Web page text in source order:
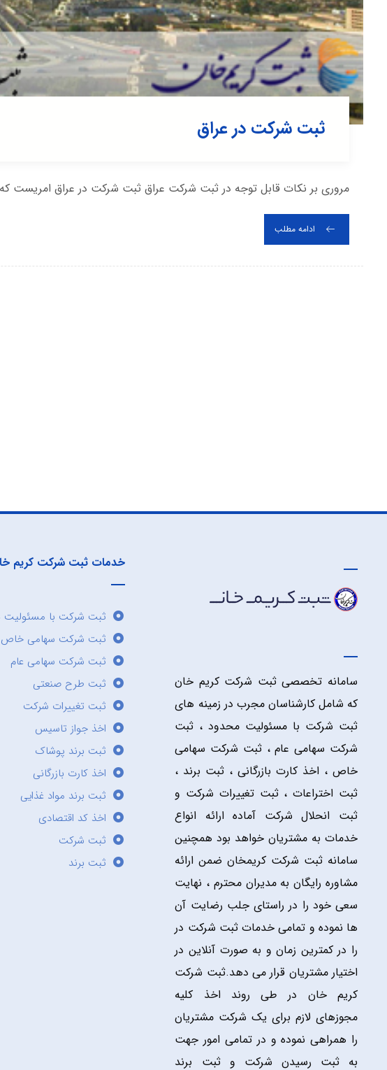
ثبت شرکت در عراق
مروری بر نکات قابل توجه در ثبت شرکت عراق ثبت شرکت در عراق امریست
ادامه مطلب
سامانه تخصصی ثبت شرکت کریم خان
که شامل کارشناسان مجرب در زمینه های
ثبت شرکت با مسئولیت محدود ، ثبت
شرکت سهامی عام ، ثبت شرکت سهامی
خاص ، اخذ کارت بازرگانی ، ثبت برند ،
ثبت اختراعات ، ثبت تغییرات شرکت و
ثبت انحلال شرکت آماده ارائه انواع
خدمات به مشتریان خواهد بود همچنین
سامانه ثبت شرکت کریمخان ضمن ارائه
مشاوره رایگان به مدیران محترم ، نهایت
سعی خود را در راستای جلب رضایت آن
ها نموده و تمامی خدمات ثبت شرکت در
را در کمترین زمان و به صورت آنلاین در
اختیار مشتریان قرار می دهد.ثبت شرکت
کریم خان در طی روند اخذ کلیه
مجوزهای لازم برای یک شرکت مشتریان
را همراهی نموده و در تمامی امور جهت
به ثبت رسیدن شرکت و ثبت برند
خدمات ثبت شرکت کریم
ثبت شرکت با مسئولیت
ثبت شرکت سهامی خاص
ثبت شرکت سهامی عام
ثبت طرح صنعتی
ثبت تغییرات شرکت
اخذ جواز تاسیس
ثبت برند پوشاک
اخذ کارت بازرگانی
ثبت برند مواد غذایی
اخذ کد اقتصادی
ثبت شرکت
ثبت برند